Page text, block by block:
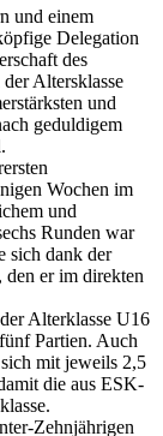
und einem
Delegation
des
Altersklasse
und
geduldigem
Wochen im
und
Runden war
sich dank der
den er im direkten
Alterklasse U16
Partien. Auch
mit jeweils 2,5
die aus ESK-
Zehnjährigen